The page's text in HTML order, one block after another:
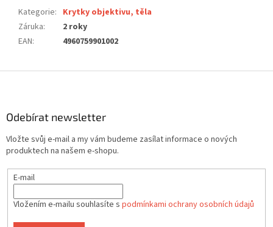
Kategorie: Krytky objektivu, těla
Záruka:
2 roky
EAN: 4960759901002
Odebírat newsletter
Vložte svůj e-mail a my vám budeme zasílat informace o nových
produktech na našem e-shopu.
E-mail
Vložením e-mailu souhlasíte s podmínkami ochrany osobních údajů